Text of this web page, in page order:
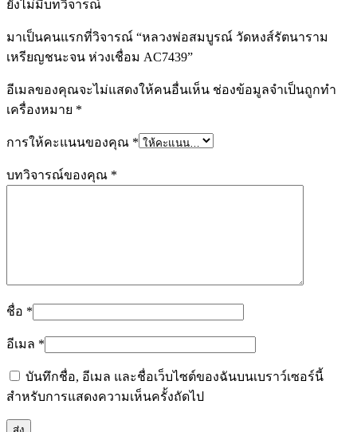
ยังไม่มีบทวิจารณ์
มาเป็นคนแรกที่วิจารณ์ “หลวงพ่อสมบูรณ์ วัดหงส์รัตนาราม
เหรียญชนะจน ห่วงเชื่อม AC7439”
อีเมลของคุณจะไม่แสดงให้คนอื่นเห็น ช่องข้อมูลจำเป็นถูกทำ
เครื่องหมาย *
การให้คะแนนของคุณ *
บทวิจารณ์ของคุณ *
ชื่อ *
อีเมล *
บันทึกชื่อ, อีเมล และชื่อเว็บไซต์ของฉันบนเบราว์เซอร์นี้
สำหรับการแสดงความเห็นครั้งถัดไป